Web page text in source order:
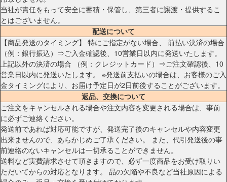
当社が責任をもって安全に蓄積・保管し、第三者に譲渡・提供するこ
とはございません。
配送について
【商品発送のタイミング】 特にご指定がない場合、 前払い決済の場合
（例：銀行振込）⇒ご入金確認後、10営業日以内に発送いたします。
上記以外の決済の場合 （例：クレジットカード）⇒ご注文確認後、10
営業日以内に発送いたします。 ※発送前支払いの場合は、お客様のご入
金タイミングにより、お届け予定日が2日前後することがございます。
返品、交換について
ご注文をキャンセルされる場合や注文内容を変更される場合は、事前
に必ずご連絡ください。
発送前であれば対応可能ですが、発送完了後のキャンセルや内容変更
出来ませんので、あらかじめご了承ください。 また、代引発送後の事
前連絡のないキャンセルは一切承ることができません。
送料など実費請求させて頂きますので、必ず一度商品をお受け取りい
ただいてからの対応となります。 品の欠陥や不良など当社原因による